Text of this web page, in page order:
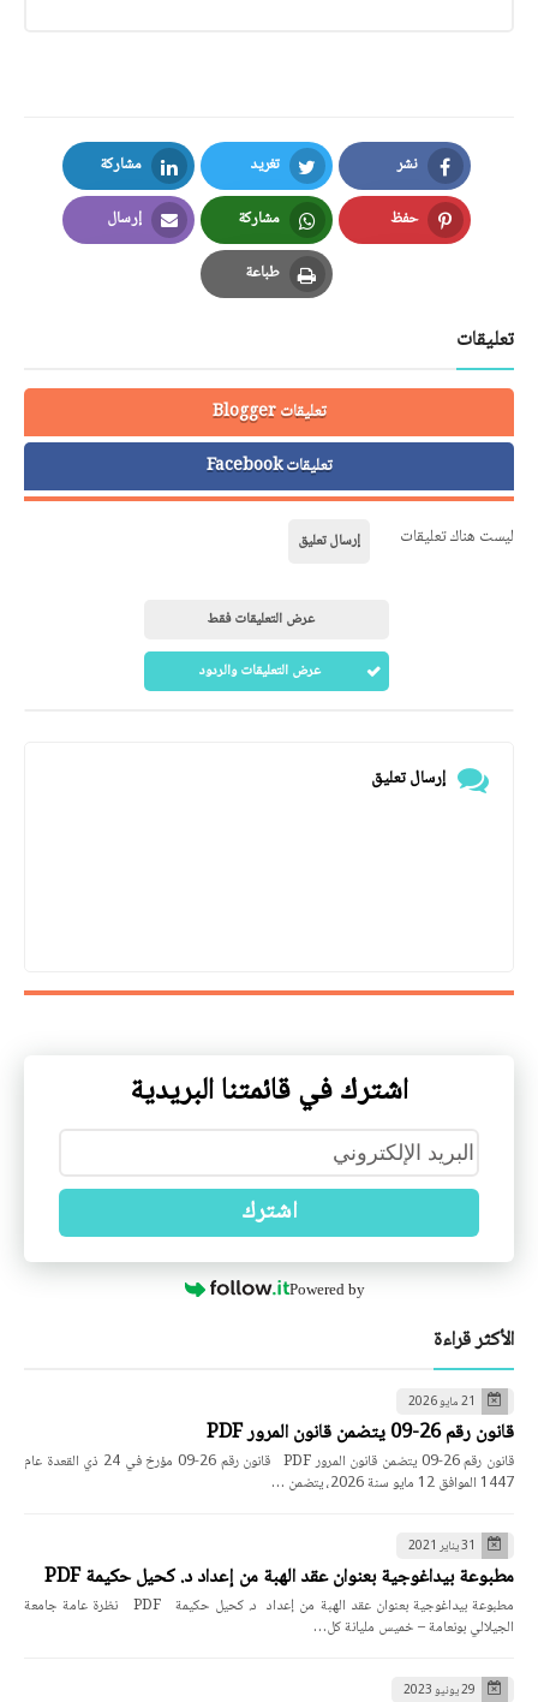
نشر
Facebook
تغريد
Twitter
مشاركة
LinkedIn
حفظ
Pinterest
مشاركة
Whatsapp
إرسال
Email
طباعة
Print
تعليقات
تعليقات Blogger
تعليقات Facebook
ليست هناك تعليقات إرسال تعليق
عرض التعليقات فقط
عرض التعليقات والردود
إرسال تعليق
اشترك في قائمتنا البريدية
اشترك
Powered by
الأكثر قراءة
21 مايو 2026
قانون رقم 26-09 يتضمن قانون المرور PDF
قانون رقم 26-09 يتضمن قانون المرور PDF قانون رقم 26-09 مؤرخ في 24 ذي القعدة عام
1447 الموافق 12 مايو سنة 2026، يتضمن …
31 يناير 2021
مطبوعة بيداغوجية بعنوان عقد الهبة من إعداد د. كحيل حكيمة PDF
مطبوعة بيداغوجية بعنوان عقد الهبة من إعداد د. كحيل حكيمة PDF نظرة عامة جامعة
الجيلالي بونعامة – خميس مليانة كل…
29 يونيو 2023